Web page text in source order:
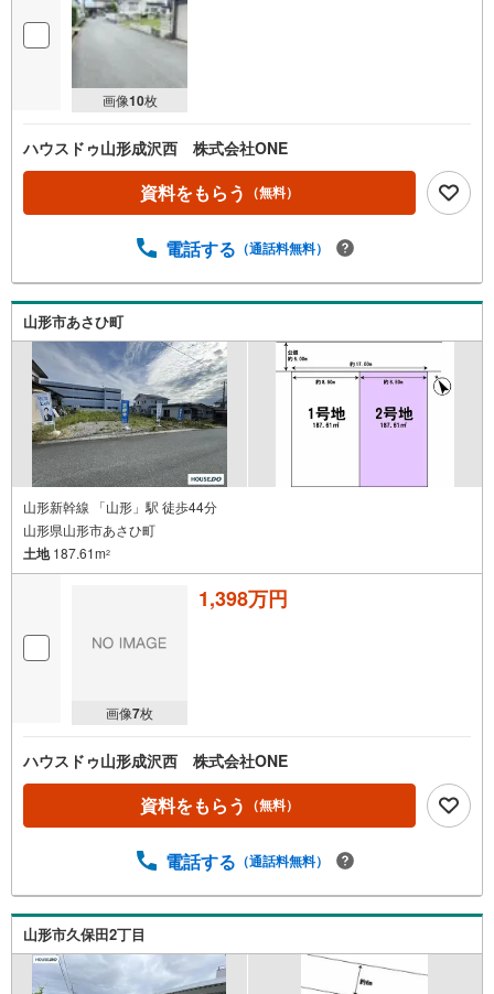
画像10枚
ハウスドゥ山形成沢西 株式会社ONE
資料をもらう （無料）
電話する （通話料無料）
山形市あさひ町
山形新幹線 「山形」駅 徒歩44分
山形県山形市あさひ町
土地187.61m2
画像7枚
1,398万円
ハウスドゥ山形成沢西 株式会社ONE
資料をもらう （無料）
電話する （通話料無料）
山形市久保田2丁目